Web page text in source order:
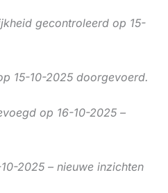
gecontroleerd op 15-
15-10-2025 doorgevoerd.
op 16-10-2025 –
2025 – nieuwe inzichten